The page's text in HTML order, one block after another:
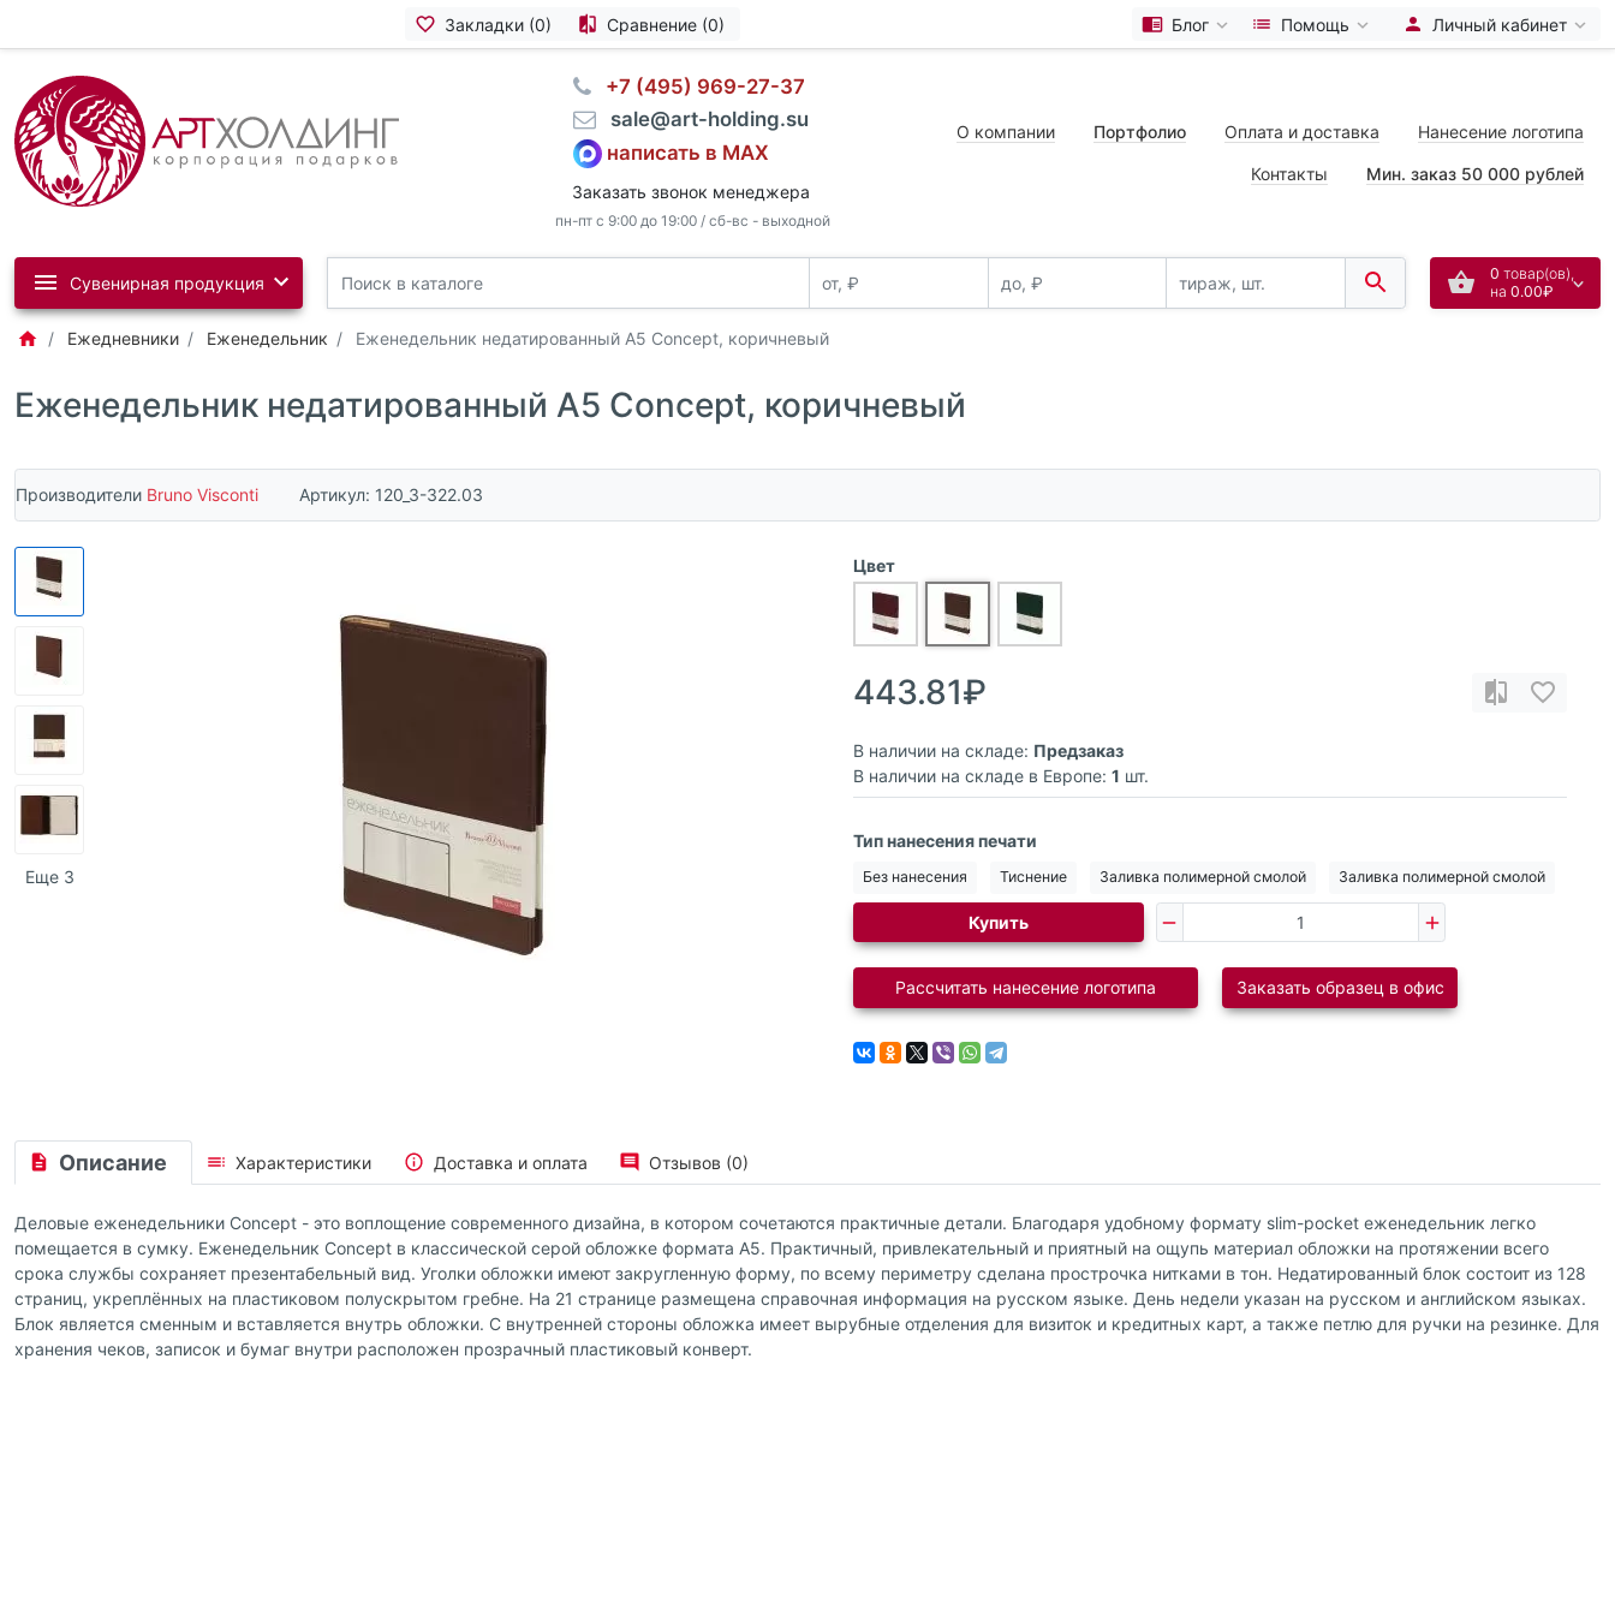
Закладки (0) Сравнение (0) Блог Помощь Личный кабинет
⠀+7 (495) 969-27-37
⠀sale@art-holding.su
написать в MAX
Заказать звонок менеджера
пн-пт с 9:00 до 19:00 / сб-вс - выходной
О компании Портфолио Оплата и доставка Нанесение логотипа
Контакты Мин. заказ 50 000 рублей
0 товар(ов),
на 0.00₽
Сувенирная продукция
Ежедневники Еженедельник Еженедельник недатированный А5 Concept, коричневый
Еженедельник недатированный А5 Concept, коричневый
Производители Bruno Visconti Артикул: 120_3-322.03
Еще 3
Цвет
443.81₽
В наличии на складе: Предзаказ
В наличии на складе в Европе: 1 шт.
Тип нанесения печати
Без нанесения Тиснение Заливка полимерной смолой Заливка полимерной смолой
Купить
Рассчитать нанесение логотипа Заказать образец в офис
Описание Характеристики Доставка и оплата Отзывов (0)
Деловые еженедельники Concept - это воплощение современного дизайна, в котором сочетаются практичные детали. Благодаря удобному формату slim-pocket еженедельник легко
помещается в сумку. Еженедельник Concept в классической серой обложке формата А5. Практичный, привлекательный и приятный на ощупь материал обложки на протяжении всего
срока службы сохраняет презентабельный вид. Уголки обложки имеют закругленную форму, по всему периметру сделана прострочка нитками в тон. Недатированный блок состоит из 128
страниц, укреплённых на пластиковом полускрытом гребне. На 21 странице размещена справочная информация на русском языке. День недели указан на русском и английском языках.
Блок является сменным и вставляется внутрь обложки. С внутренней стороны обложка имеет вырубные отделения для визиток и кредитных карт, а также петлю для ручки на резинке. Для
хранения чеков, записок и бумаг внутри расположен прозрачный пластиковый конверт.